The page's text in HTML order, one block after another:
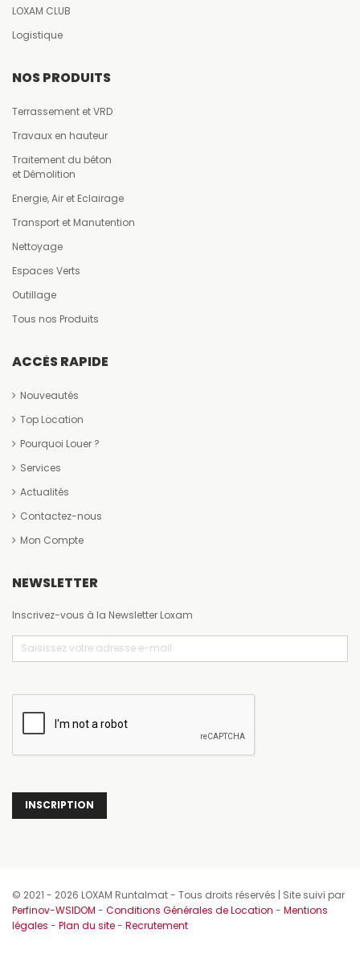
LOXAM CLUB
Logistique
NOS PRODUITS
Terrassement et VRD
Travaux en hauteur
Traitement du béton
et Démolition
Energie, Air et Eclairage
Transport et Manutention
Nettoyage
Espaces Verts
Outillage
Tous nos Produits
ACCÈS RAPIDE
Nouveautés
Top Location
Pourquoi Louer ?
Services
Actualités
Contactez-nous
Mon Compte
NEWSLETTER
Inscrivez-vous à la Newsletter Loxam
Email (Nécessaire)
CAPTCHA
© 2021 - 2026 LOXAM Runtalmat - Tous droits réservés | Site suivi par
Perfinov-WSIDOM - Conditions Générales de Location - Mentions
légales - Plan du site- Recrutement